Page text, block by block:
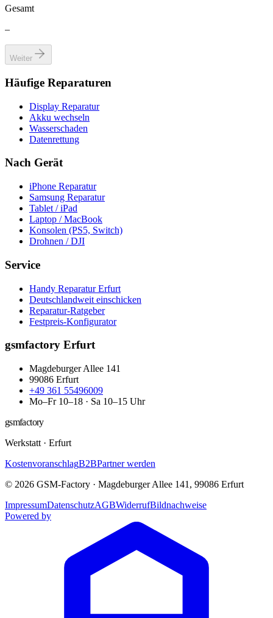
Gesamt
–
Weiter
Häufige Reparaturen
Display Reparatur
Akku wechseln
Wasserschaden
Datenrettung
Nach Gerät
iPhone Reparatur
Samsung Reparatur
Tablet / iPad
Laptop / MacBook
Konsolen (PS5, Switch)
Drohnen / DJI
Service
Handy Reparatur Erfurt
Deutschlandweit einschicken
Reparatur-Ratgeber
Festpreis-Konfigurator
gsmfactory Erfurt
Magdeburger Allee 141
99086 Erfurt
+49 361 55496009
Mo–Fr 10–18 · Sa 10–15 Uhr
gsmfactory
Werkstatt · Erfurt
KostenvoranschlagB2BPartner werden
© 2026 GSM-Factory · Magdeburger Allee 141 , 99086 Erfurt
ImpressumDatenschutzAGBWiderrufBildnachweise
Powered by